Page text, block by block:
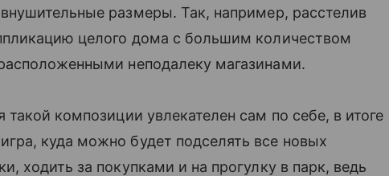
размеры. Так, например, расстелив
целого дома с большим количеством
неподалеку магазинами.
такой композиции увлекателен сам по себе, в итоге
куда можно будет подселять все новых
ходить за покупками и на прогулку в парк, ведь